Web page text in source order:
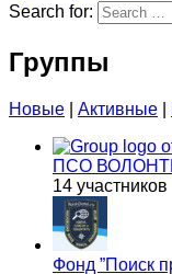
Search for:
Группы
Новые Активные
ПСО
14 участников
Фонд ”Поиск